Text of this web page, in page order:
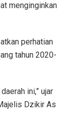
menginginkan
perhatian
tahun 2020-
ini,” ujar
Dzikir As